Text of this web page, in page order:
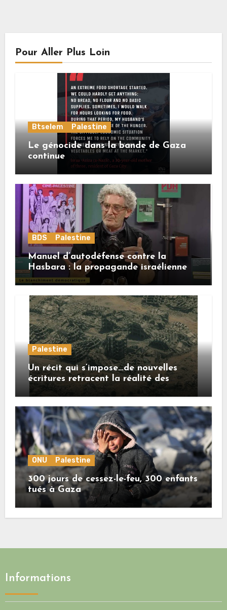
Pour Aller Plus Loin
Btselem Palestine
Le génocide dans la bande de Gaza
continue
BDS Palestine
Manuel d’autodéfense contre la
Hasbara : la propagande israélienne
Palestine
Un récit qui s’impose…de nouvelles
écritures retracent la réalité des
crimes sionistes à Gaza
ONU Palestine
300 jours de cessez-le-feu, 300 enfants
tués à Gaza
Informations